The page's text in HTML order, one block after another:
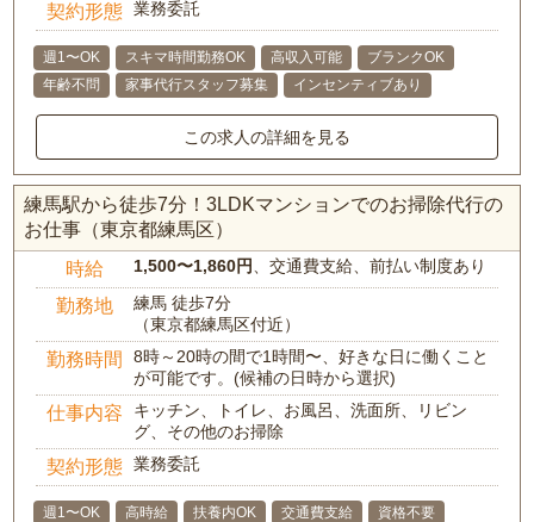
契約形態 業務委託
週1〜OK スキマ時間勤務OK 高収入可能
ブランクOK
年齢不問
家事代行スタッフ募集 インセンティブあり
この求人の詳細を見る
練馬駅から徒歩7分！3LDKマンションでのお掃除代行の
お仕事（東京都練馬区）
時給 1,500〜1,860円 、交通費支給、前払い制度あり
勤務地
練馬 徒歩7分
（東京都練馬区付近）
勤務時間
8時～20時の間で1時間〜、好きな日に働くこと
が可能です。(候補の日時から選択)
仕事内容
キッチン、トイレ、お風呂、洗面所、リビン
グ、その他のお掃除
契約形態 業務委託
週1〜OK 高時給 扶養内OK 交通費支給
資格不要